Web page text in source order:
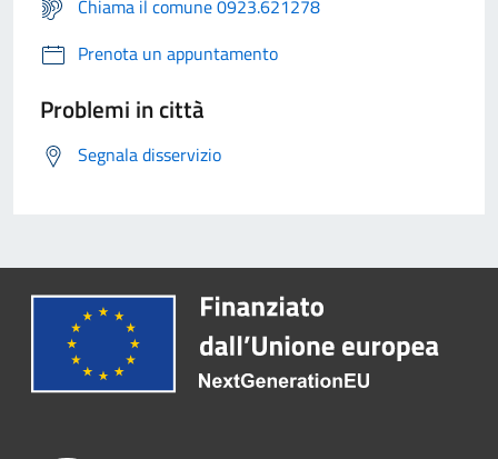
Chiama il comune 0923.621278
Prenota un appuntamento
Problemi in città
Segnala disservizio